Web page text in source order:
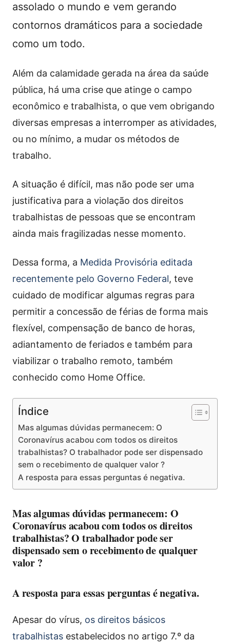
assolado o mundo e vem gerando
contornos dramáticos para a sociedade
como um todo.
Além da calamidade gerada na área da saúde
pública, há uma crise que atinge o campo
econômico e trabalhista, o que vem obrigando
diversas empresas a interromper as atividades,
ou no mínimo, a mudar os métodos de
trabalho.
A situação é difícil, mas não pode ser uma
justificativa para a violação dos direitos
trabalhistas de pessoas que se encontram
ainda mais fragilizadas nesse momento.
Dessa forma, a Medida Provisória editada
recentemente pelo Governo Federal, teve
cuidado de modificar algumas regras para
permitir a concessão de férias de forma mais
flexível, compensação de banco de horas,
adiantamento de feriados e também para
viabilizar o trabalho remoto, também
conhecido como Home Office.
Índice
Mas algumas dúvidas permanecem: O
Coronavírus acabou com todos os direitos
trabalhistas? O trabalhador pode ser dispensado
sem o recebimento de qualquer valor ?
A resposta para essas perguntas é negativa.
Mas algumas dúvidas permanecem: O
Coronavírus acabou com todos os direitos
trabalhistas? O trabalhador pode ser
dispensado sem o recebimento de qualquer
valor ?
A resposta para essas perguntas é negativa.
Apesar do vírus, os direitos básicos
trabalhistas estabelecidos no artigo 7.º da